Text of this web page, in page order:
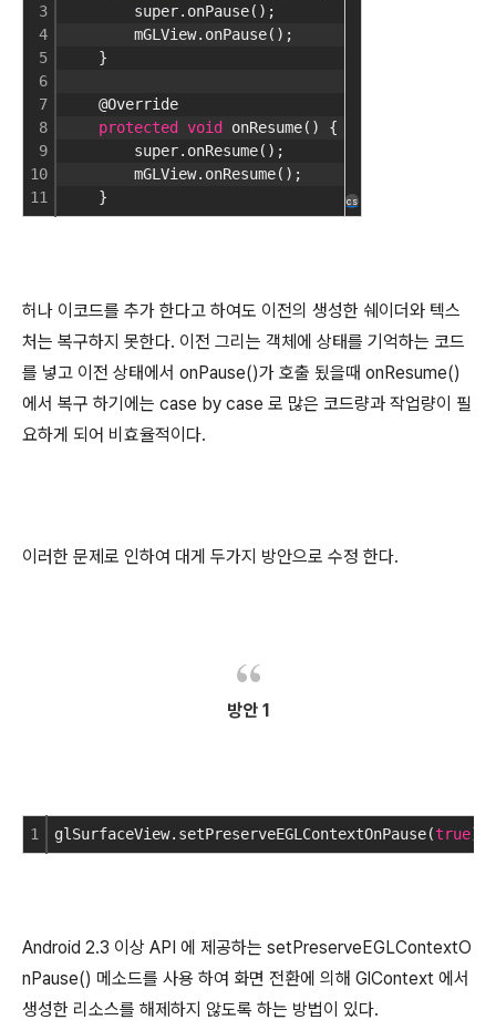
3
4
5
6
7
8
9
10
11
super.onPause();
mGLView.onPause();
}
@Override
protected
void
onResume() {
super.onResume();
mGLView.onResume();
}
cs
허나 이코드를 추가 한다고 하여도 이전의 생성한 쉐이더와 텍스
처는 복구하지 못한다. 이전 그리는 객체에 상태를 기억하는 코드
를 넣고 이전 상태에서 onPause()가 호출 됬을때 onResume()
에서 복구 하기에는 case by case 로 많은 코드량과 작업량이 필
요하게 되어 비효율적이다.
이러한 문제로 인하여 대게 두가지 방안으로 수정 한다.
방안 1
1 glSurfaceView.setPreserveEGLContextOnPause(true);
Android 2.3 이상 API 에 제공하는 setPreserveEGLContextO
nPause() 메소드를 사용 하여 화면 전환에 의해 GlContext 에서
생성한 리소스를 해제하지 않도록 하는 방법이 있다.